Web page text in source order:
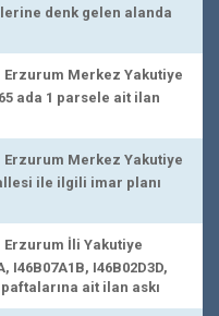
denk gelen alanda
Merkez Yakutiye
ada 1 parsele ait ilan
Merkez Yakutiye
ile ilgili imar planı
İli Yakutiye
I46B02D3D,
paftalarına ait ilan askı